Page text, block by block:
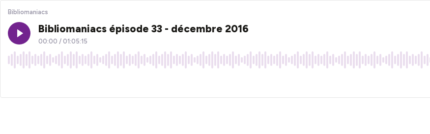
Bibliomaniacs
Bibliomaniacs épisode 33 - décembre 2016
00:00 /01:05:15